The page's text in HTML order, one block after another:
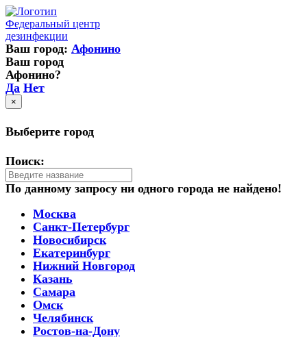
Федеральный центр
дезинфекции
Ваш город: Афонино
Ваш город
Афонино?
Да Нет
×
Выберите город
Поиск:
По данному запросу ни одного города не найдено!
Москва
Санкт-Петербург
Новосибирск
Екатеринбург
Нижний Новгород
Казань
Самара
Омск
Челябинск
Ростов-на-Дону